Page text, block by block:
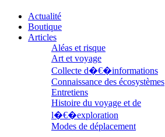
Bonnem Éric
Boudart Jean-Louis
Bougault Laurence
Boulnois Lucette
Bourgault Pierrick
Brès Justine
Brès Romain
Brossier Éric
Buchy Franck
Buffon Bertrand
Buiron Daphné
Busquet Gérard
Actualité
Boutique
Articles
Aléas et risque
Art et voyage
Collecte d�€�informations
Connaissance des écosystèmes
Entretiens
Histoire du voyage et de
l�€�exploration
Modes de déplacement